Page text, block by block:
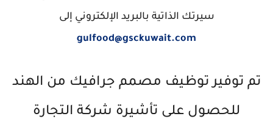
سيرتك الذاتية بالبريد الإلكتروني إلى
gulfood@gsckuwait.com
تم توفير توظيف مصمم جرافيك من الهند
للحصول على تأشيرة شركة التجارة